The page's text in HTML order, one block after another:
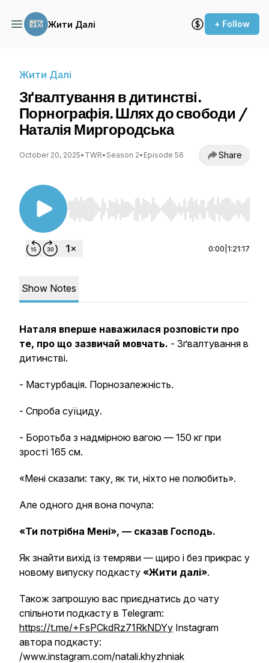
Жити Далі + Follow
Жити Далі
Зґвалтування в дитинстві.
Порнографія. Шлях до свободи /
Наталія Миргородська
October 20, 2025• TWR• Season 2• Episode 56 Share
Use Left/Right to seek, Home/End to jump to
0:00 1:21:17
Show Notes
Наталя вперше наважилася розповісти про
те, про що зазвичай мовчать. - Зґвалтування в
дитинстві.
- Мастурбація. Порнозалежність.
- Спроба суїциду.
- Боротьба з надмірною вагою — 150 кг при
зрості 165 см.
«Мені сказали: таку, як ти, ніхто не полюбить».
Але одного дня вона почула:
«Ти потрібна Мені», — сказав Господь.
Як знайти вихід із темряви — щиро і без прикрас у
новому випуску подкасту «Жити далі».
Також запрошую вас приєднатись до чату
спільноти подкасту в Telegram:
https://t.me/+FsPCkdRz71RkNDYy Instagram
автора подкасту:
/www.instagram.com/natali.khyzhniak